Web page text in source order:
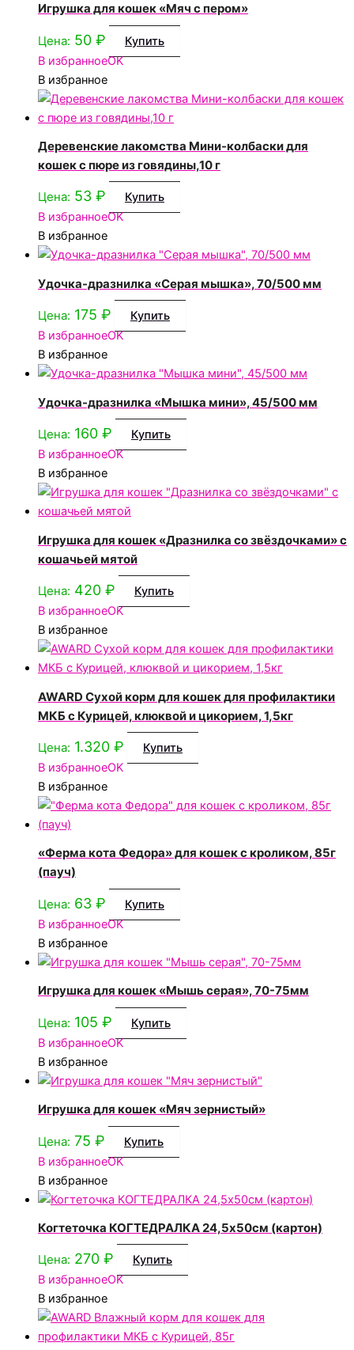
Игрушка для кошек «Мяч с пером»
Цена: 50 ₽
Купить
В избранноеOK
В избранное
Деревенские лакомства Мини-колбаски для
кошек с пюре из говядины,10 г
Цена: 53 ₽
Купить
В избранноеOK
В избранное
Удочка-дразнилка «Серая мышка», 70/500 мм
Цена: 175 ₽
Купить
В избранноеOK
В избранное
Удочка-дразнилка «Мышка мини», 45/500 мм
Цена: 160 ₽
Купить
В избранноеOK
В избранное
Игрушка для кошек «Дразнилка со звёздочками» с
кошачьей мятой
Цена: 420 ₽
Купить
В избранноеOK
В избранное
AWARD Сухой корм для кошек для профилактики
МКБ с Курицей, клюквой и цикорием, 1,5кг
Цена: 1.320 ₽
Купить
В избранноеOK
В избранное
«Ферма кота Федора» для кошек с кроликом, 85г
(пауч)
Цена: 63 ₽
Купить
В избранноеOK
В избранное
Игрушка для кошек «Мышь серая», 70-75мм
Цена: 105 ₽
Купить
В избранноеOK
В избранное
Игрушка для кошек «Мяч зернистый»
Цена: 75 ₽
Купить
В избранноеOK
В избранное
Когтеточка КОГТЕДРАЛКА 24,5х50см (картон)
Цена: 270 ₽
Купить
В избранноеOK
В избранное